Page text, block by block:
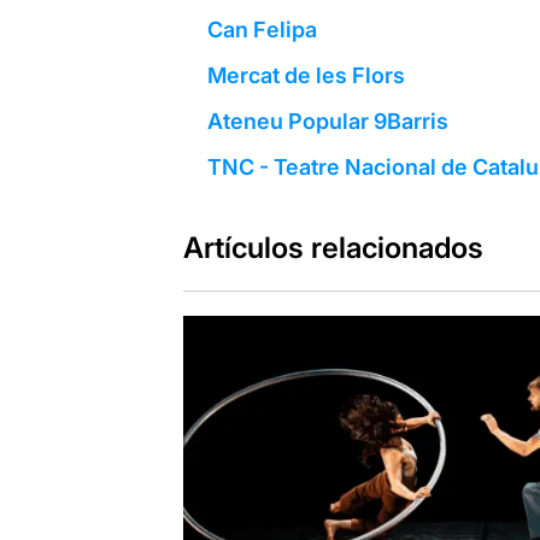
Can Felipa
Mercat de les Flors
Ateneu Popular 9Barris
TNC - Teatre Nacional de
Artículos relacionados